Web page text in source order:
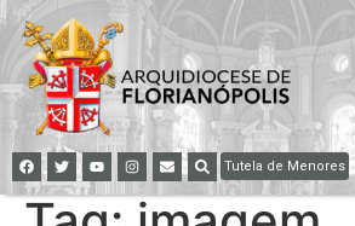
Tutela de Menores